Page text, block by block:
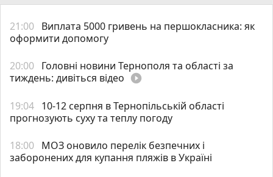
21:00 Виплата 5000 гривень на першокласника: як
оформити допомогу
20:00 Головні новини Тернополя та області за
тиждень: дивіться відео play_circle_filled
19:04 10-12 серпня в Тернопільській області
прогнозують суху та теплу погоду
18:00 МОЗ оновило перелік безпечних і
заборонених для купання пляжів в Україні